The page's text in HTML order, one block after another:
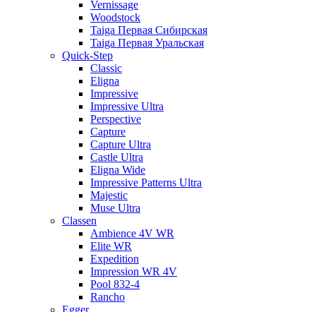
Vernissage
Woodstock
Taiga Первая Сибирская
Taiga Первая Уральская
Quick-Step
Classic
Eligna
Impressive
Impressive Ultra
Perspective
Capture
Capture Ultra
Castle Ultra
Eligna Wide
Impressive Patterns Ultra
Majestic
Muse Ultra
Classen
Ambience 4V WR
Elite WR
Expedition
Impression WR 4V
Pool 832-4
Rancho
Egger